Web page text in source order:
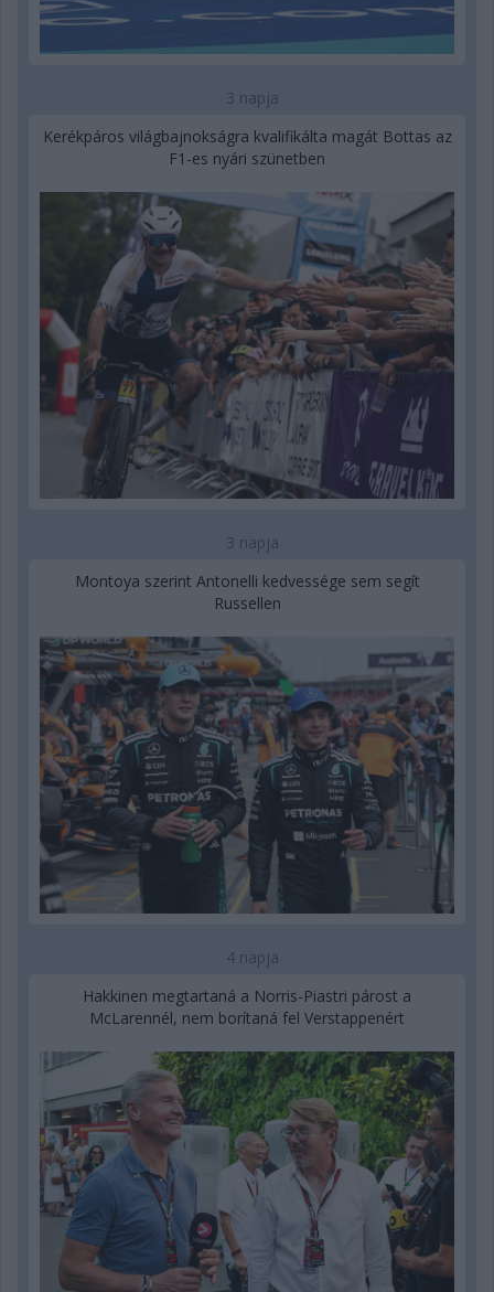
3 napja
Kerékpáros világbajnokságra kvalifikálta magát Bottas az
F1-es nyári szünetben
3 napja
Montoya szerint Antonelli kedvessége sem segít
Russellen
4 napja
Hakkinen megtartaná a Norris-Piastri párost a
McLarennél, nem borítaná fel Verstappenért